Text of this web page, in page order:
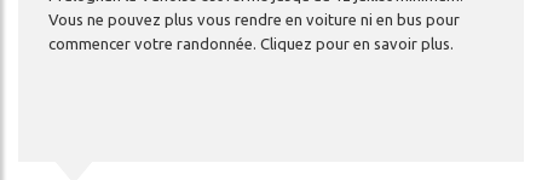
Vous ne pouvez plus vous rendre en voiture ni en bus pour
commencer votre randonnée. Cliquez pour en savoir plus.